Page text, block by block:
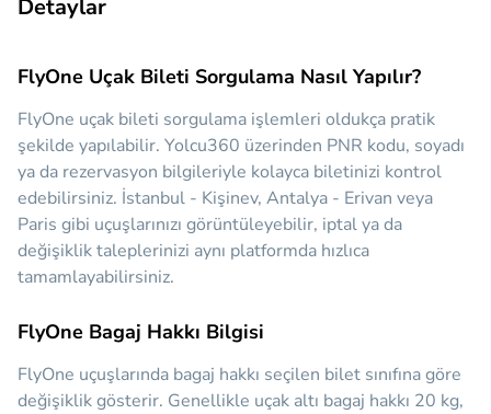
Detaylar
FlyOne Uçak Bileti Sorgulama Nasıl Yapılır?
FlyOne uçak bileti sorgulama işlemleri oldukça pratik
şekilde yapılabilir. Yolcu360 üzerinden PNR kodu, soyadı
ya da rezervasyon bilgileriyle kolayca biletinizi kontrol
edebilirsiniz. İstanbul - Kişinev, Antalya - Erivan veya
Paris gibi uçuşlarınızı görüntüleyebilir, iptal ya da
değişiklik taleplerinizi aynı platformda hızlıca
tamamlayabilirsiniz.
FlyOne Bagaj Hakkı Bilgisi
FlyOne uçuşlarında bagaj hakkı seçilen bilet sınıfına göre
değişiklik gösterir. Genellikle uçak altı bagaj hakkı 20 kg,